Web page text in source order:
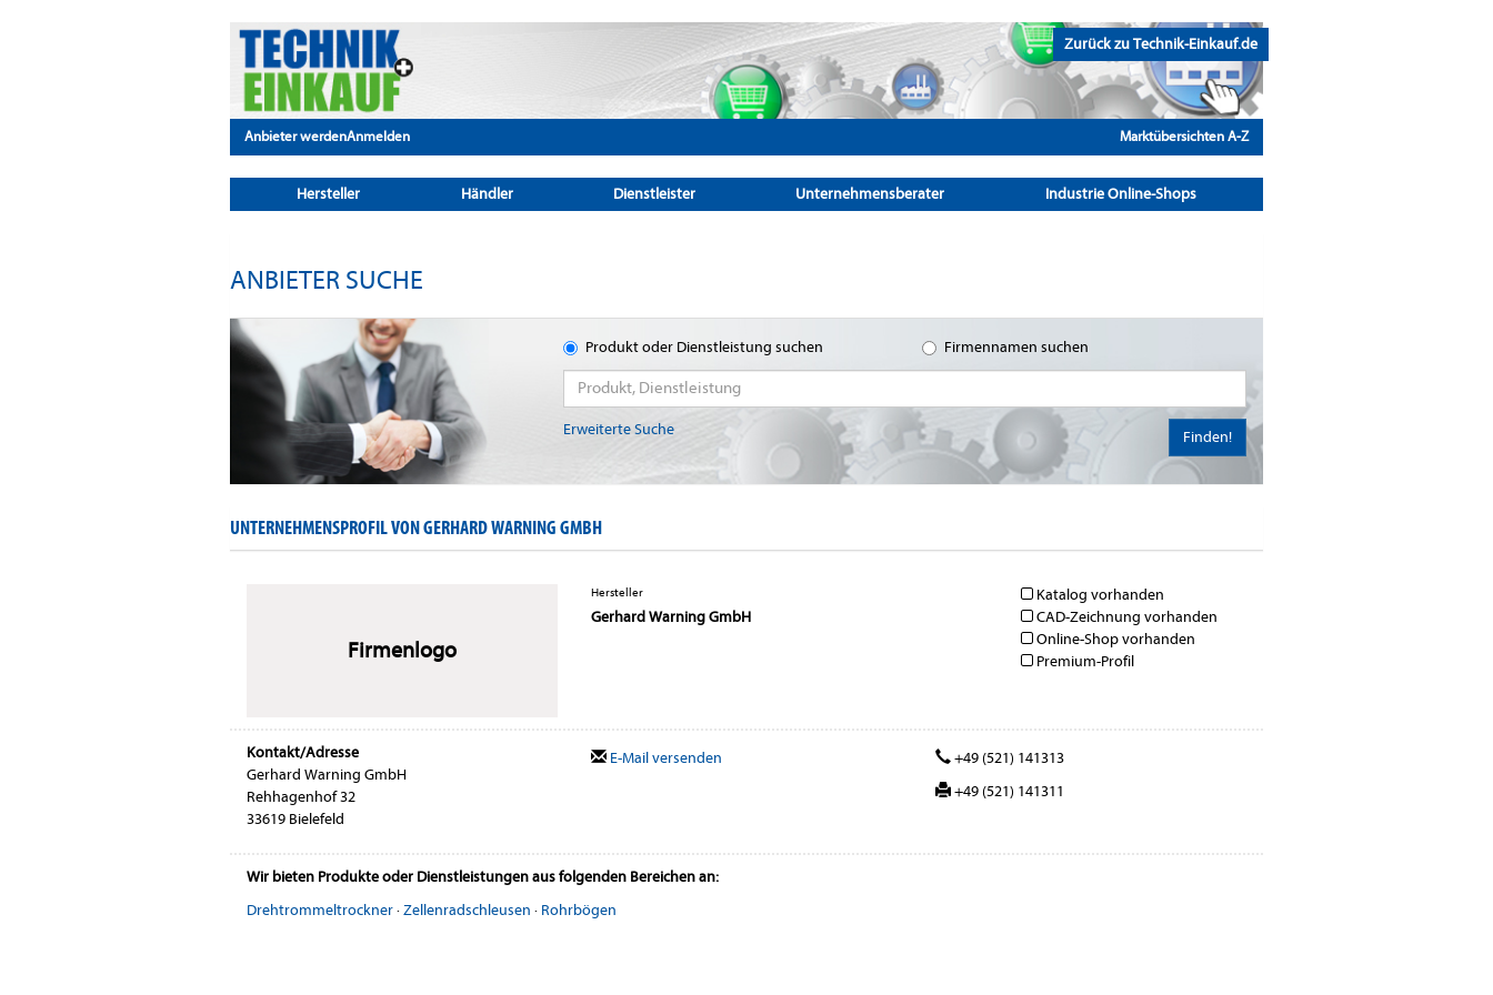
Zurück zu Technik-Einkauf.de
Anbieter werdenAnmelden Marktübersichten A-Z
Hersteller Händler Dienstleister Unternehmensberater Industrie Online-Shops
ANBIETER SUCHE
Produkt oder Dienstleistung suchen Firmennamen suchen
Erweiterte Suche Finden!
UNTERNEHMENSPROFIL VON GERHARD WARNING GMBH
Firmenlogo
Hersteller
Gerhard Warning GmbH
Katalog vorhanden
CAD-Zeichnung vorhanden
Online-Shop vorhanden
Premium-Profil
Kontakt/Adresse
Gerhard Warning GmbH
Rehhagenhof 32
33619 Bielefeld
E-Mail versenden
+49 (521) 141313
+49 (521) 141311
Wir bieten Produkte oder Dienstleistungen aus folgenden Bereichen an:
Drehtrommeltrockner·Zellenradschleusen · Rohrbögen